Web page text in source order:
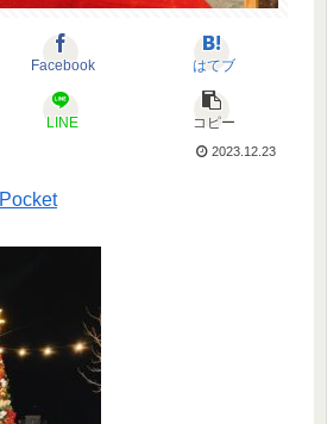
Facebook はてブ
LINE コピー
2023.12.23
Pocket